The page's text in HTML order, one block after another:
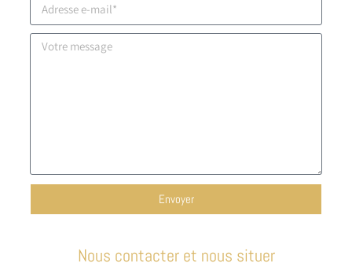
Envoyer
Nous contacter et nous situer